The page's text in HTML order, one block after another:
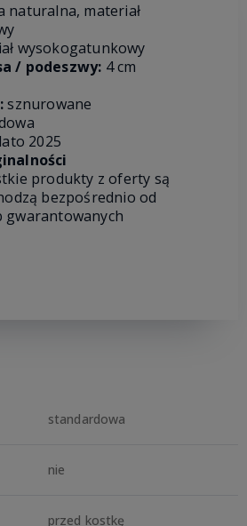
naturalna, materiał
wysokogatunkowy
/ podeszwy: 4 cm
sznurowane
2025
produkty z oferty są
bezpośrednio od
standardowa
nie
przed kostkę